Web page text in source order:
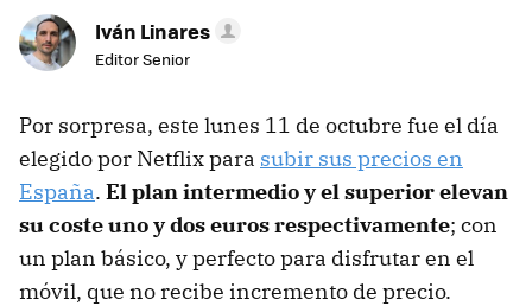
Iván Linares
Editor Senior
Por sorpresa, este lunes 11 de octubre fue el día
elegido por Netflix para subir sus precios en
España. El plan intermedio y el superior elevan
su coste uno y dos euros respectivamente; con
un plan básico, y perfecto para disfrutar en el
móvil, que no recibe incremento de precio.